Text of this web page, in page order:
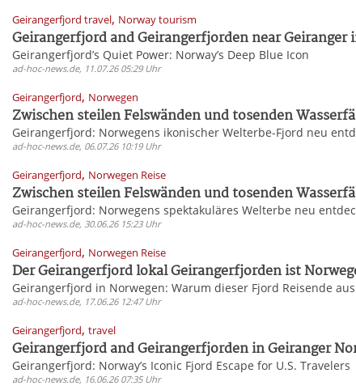
Geirangerfjord travel, Norway tourism
Geirangerfjord and Geirangerfjorden near Geiranger
Geirangerfjord’s Quiet Power: Norway’s Deep Blue Icon
ad-hoc-news.de, 11.07.26 05:29 Uhr
Geirangerfjord, Norwegen
Zwischen steilen Felswänden und tosenden
Geirangerfjord: Norwegens ikonischer Welterbe-Fjord neu
ad-hoc-news.de, 06.07.26 10:19 Uhr
Geirangerfjord, Norwegen Reise
Zwischen steilen Felswänden und tosenden
Geirangerfjord: Norwegens spektakuläres Welterbe neu
ad-hoc-news.de, 30.06.26 15:23 Uhr
Geirangerfjord, Norwegen Reise
Der Geirangerfjord lokal Geirangerfjorden ist
Geirangerfjord in Norwegen: Warum dieser Fjord Reisende
ad-hoc-news.de, 17.06.26 12:47 Uhr
Geirangerfjord, travel
Geirangerfjord and Geirangerfjorden in Geiranger
Geirangerfjord: Norway’s Iconic Fjord Escape for U.S. Travelers
ad-hoc-news.de, 16.06.26 07:35 Uhr